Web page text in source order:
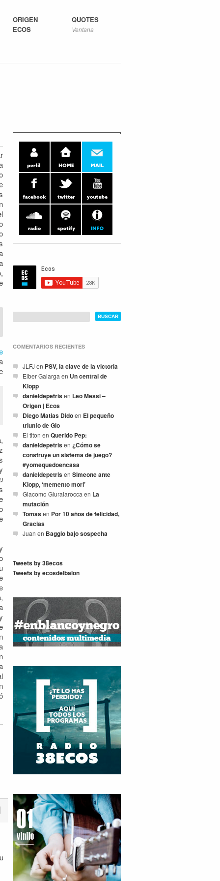
ORIGEN
ECOS
QUOTES
Ventana
COMENTARIOS RECIENTES
JLFJ en PSV, la clave de la victoria
Elber Galarga en Un central de
Klopp
danieldepetrisen Leo Messi –
Origen | Ecos
Diego Matias Didoen El pequeño
triunfo de Gio
El titon en Querido Pep:
danieldepetrisen ¿Cómo se
construye un sistema de juego?
#yomequedoencasa
danieldepetrisen Simeone ante
Klopp, ‘memento mori’
Giacomo Giuralarocca en La
mutación
Tomasen Por 10 años de felicidad,
Gracias
Juan en Baggio bajo sospecha
Tweets by 38ecos
Tweets by ecosdelbalon